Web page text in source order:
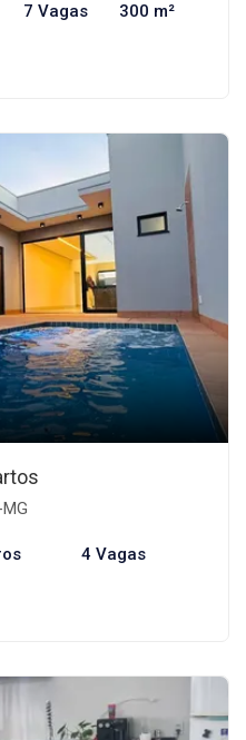
7 Vagas 300 m²
4 Vagas